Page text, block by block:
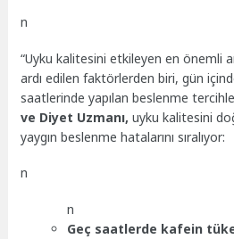
n
“Uyku kalitesini etkileyen en önemli
ardı edilen faktörlerden biri, gün
saatlerinde yapılan beslenme
ve Diyet Uzmanı, uyku kalitesini
yaygın beslenme hatalarını sıralıyor:
n
n
Geç saatlerde kafein